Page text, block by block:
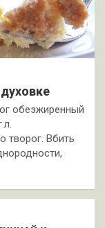
обезжиренный
творог. Вбить